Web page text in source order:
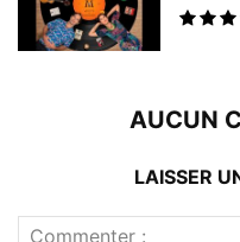
AUCUN
LAISSER